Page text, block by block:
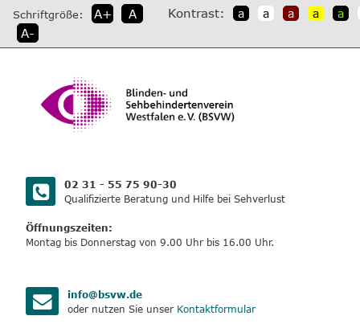
direkt
zum
Inhalt
Schriftgröße: A+
A
A-
Kontrast: a a a a a
02 31 - 55 75 90-30
Qualifizierte Beratung und Hilfe bei Sehverlust
Öffnungszeiten:
Montag bis Donnerstag von 9.00 Uhr bis 16.00 Uhr.
info@bsvw.de
oder nutzen Sie unser Kontaktformular